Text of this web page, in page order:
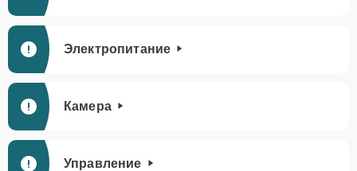
Электропитание
Камера
Управление